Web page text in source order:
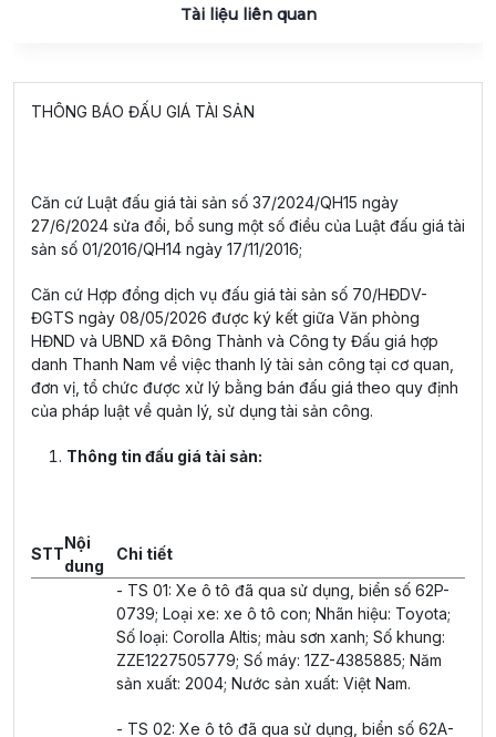
Tài liệu liên quan
THÔNG BÁO ĐẤU GIÁ TÀI SẢN
Căn cứ Luật đấu giá tài sản số 37/2024/QH15 ngày
27/6/2024 sửa đổi, bổ sung một số điều của Luật đấu giá tài
sản số 01/2016/QH14 ngày 17/11/2016;
Căn cứ Hợp đồng dịch vụ đấu giá tài sản số 70/HĐDV-
ĐGTS ngày 08/05/2026 được ký kết giữa Văn phòng
HĐND và UBND xã Đông Thành và Công ty Đấu giá hợp
danh Thanh Nam về việc thanh lý tài sản công tại cơ quan,
đơn vị, tổ chức được xử lý bằng bán đấu giá theo quy định
của pháp luật về quản lý, sử dụng tài sản công.
Thông tin đấu giá tài sản:
STT
Nội
dung
Chi tiết
- TS 01: Xe ô tô đã qua sử dụng, biển số 62P-
0739; Loại xe: xe ô tô con; Nhãn hiệu: Toyota;
Số loại: Corolla Altis; màu sơn xanh; Số khung:
ZZE1227505779; Số máy: 1ZZ-4385885; Năm
sản xuất: 2004; Nước sản xuất: Việt Nam.
- TS 02: Xe ô tô đã qua sử dụng, biển số 62A-